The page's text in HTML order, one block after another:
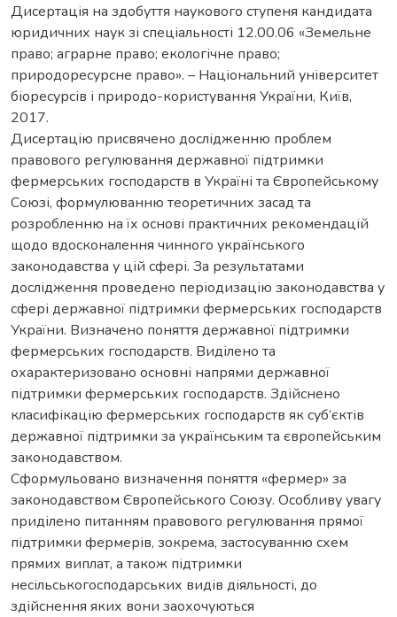
Дисертація на здобуття наукового ступеня кандидата
юридичних наук зі спеціальності 12.00.06 «Земельне
право; аграрне право; екологічне право;
природоресурсне право». – Національний університет
біоресурсів і природо-користування України, Київ,
2017.
Дисертацію присвячено дослідженню проблем
правового регулювання державної підтримки
фермерських господарств в Україні та Європейському
Союзі, формулюванню теоретичних засад та
розробленню на їх основі практичних рекомендацій
щодо вдосконалення чинного українського
законодавства у цій сфері. За результатами
дослідження проведено періодизацію законодавства у
сфері державної підтримки фермерських господарств
України. Визначено поняття державної підтримки
фермерських господарств. Виділено та
охарактеризовано основні напрями державної
підтримки фермерських господарств. Здійснено
класифікацію фермерських господарств як суб’єктів
державної підтримки за українським та європейським
законодавством.
Сформульовано визначення поняття «фермер» за
законодавством Європейського Союзу. Особливу увагу
приділено питанням правового регулювання прямої
підтримки фермерів, зокрема, застосуванню схем
прямих виплат, а також підтримки
несільськогосподарських видів діяльності, до
здійснення яких вони заохочуються